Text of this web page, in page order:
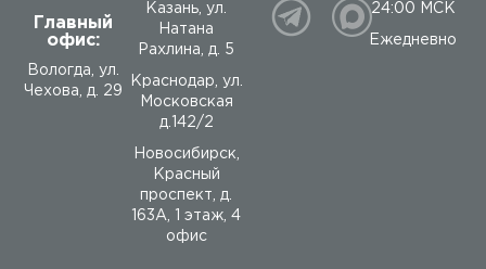
Главный
офис:
Вологда
ул.
Чехова, д. 29
Казань, ул.
Натана
Рахлина, д. 5
Краснодар, ул.
Московская
д.142/2
Новосибирск,
Красный
проспект, д.
163А, 1 этаж, 4
офис
24:00 МСК
Ежедневно